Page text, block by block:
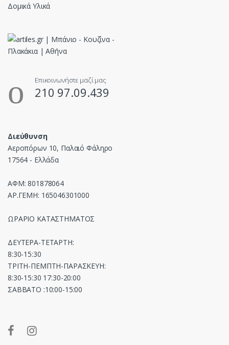
Δομικά Υλικά
Επικοινωνήστε μαζί μας
210 97.09.439
Διεύθυνση
Αεροπόρων 10, Παλαιό Φάληρο
17564 - Ελλάδα
ΑΦΜ: 801878064
ΑΡ.ΓΕΜΗ: 165046301000
ΩΡΑΡΙΟ ΚΑΤΑΣΤΗΜΑΤΟΣ
ΔΕΥΤΕΡΑ-ΤΕΤΑΡΤΗ:
8:30-15:30
ΤΡΙΤΗ-ΠΕΜΠΤΗ-ΠΑΡΑΣΚΕΥΗ:
8:30-15:30 17:30-20:00
ΣΑΒΒΑΤΟ :10:00-15:00